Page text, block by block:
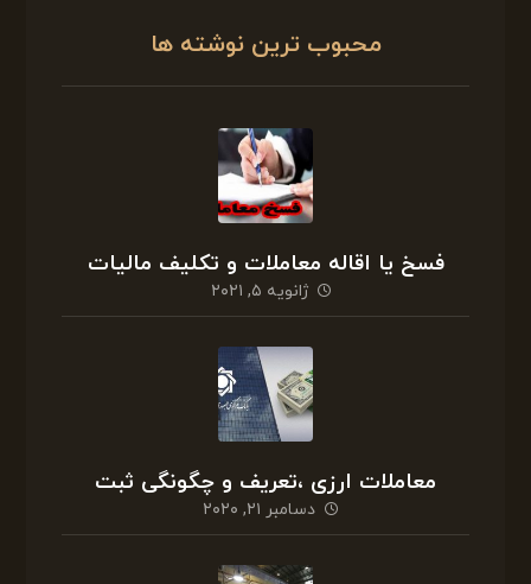
محبوب ترین نوشته ها
فسخ یا اقاله معاملات و تکلیف مالیات
ژانویه ۵, ۲۰۲۱
معاملات ارزی ،تعریف و چگونگی ثبت
دسامبر ۲۱, ۲۰۲۰